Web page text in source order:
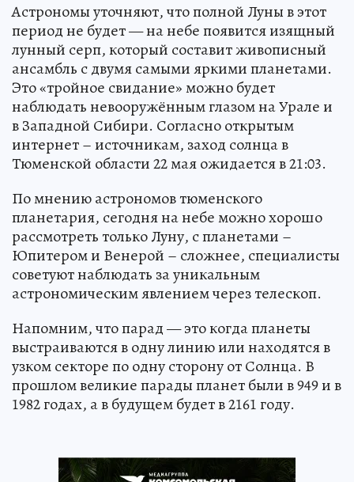
Астрономы уточняют, что полной Луны в этот
период не будет — на небе появится изящный
лунный серп, который составит живописный
ансамбль с двумя самыми яркими планетами.
Это «тройное свидание» можно будет
наблюдать невооружённым глазом на Урале и
в Западной Сибири. Согласно открытым
интернет – источникам, заход солнца в
Тюменской области 22 мая ожидается в 21:03.
По мнению астрономов тюменского
планетария, сегодня на небе можно хорошо
рассмотреть только Луну, с планетами –
Юпитером и Венерой – сложнее, специалисты
советуют наблюдать за уникальным
астрономическим явлением через телескоп.
Напомним, что парад — это когда планеты
выстраиваются в одну линию или находятся в
узком секторе по одну сторону от Солнца. В
прошлом великие парады планет были в 949 и в
1982 годах, а в будущем будет в 2161 году.